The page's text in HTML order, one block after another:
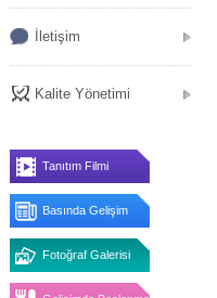
İletişim
Kalite Yönetimi
Tanıtım Filmi
Basında Gelişim
Fotoğraf Galerisi